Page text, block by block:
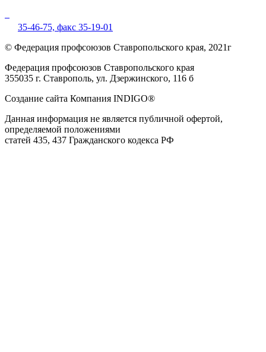
35-46-75, факс 35-19-01
© Федерация профсоюзов Ставропольского края, 2021г
Федерация профсоюзов Ставропольского края
355035 г. Ставрополь, ул. Дзержинского, 116 б
Создание сайта Компания INDIGO®
Данная информация не является публичной офертой,
определяемой положениями
статей 435, 437 Гражданского кодекса РФ